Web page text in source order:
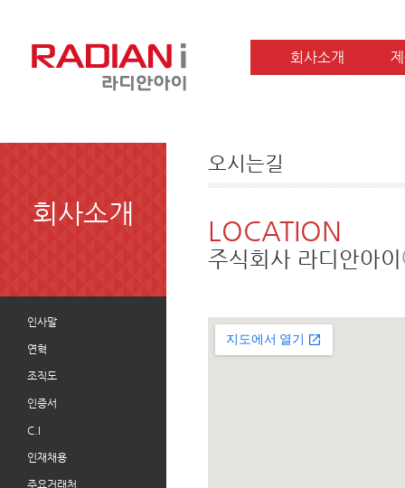
회사소개
회사소개
인사말
연혁
조직도
인증서
C.I
인재채용
주요거래처
오시는길
LOCATION
주식회사 라디안아이